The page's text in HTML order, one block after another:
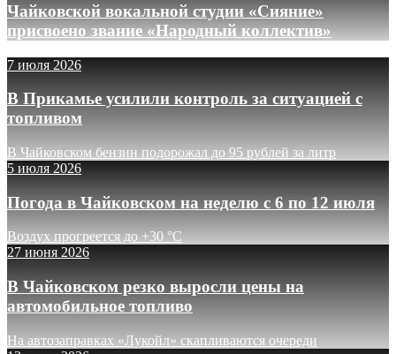
Чайковской вокальной студии «Сияние»
присвоено звание «Народный коллектив»
7 июля 2026
В Прикамье усилили контроль за ситуацией с
топливом
В Чайковском бензин подорожал до 95 рублей за литр
5 июля 2026
Погода в Чайковском на неделю с 6 по 12 июля
Воздух прогреется до +30 °C
27 июня 2026
В Чайковском резко выросли цены на
автомобильное топливо
На автозаправках «Лукойл» скапливаются очереди